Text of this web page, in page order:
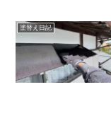
塗替え日記